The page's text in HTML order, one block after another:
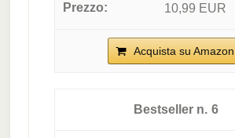
10,99 EUR
Acquista su Amazon
6